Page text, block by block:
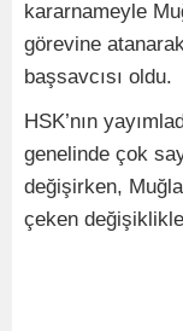
kararnameyle
görevine
başsavcısı oldu.
HSK’nın
genelinde çok
değişirken,
çeken